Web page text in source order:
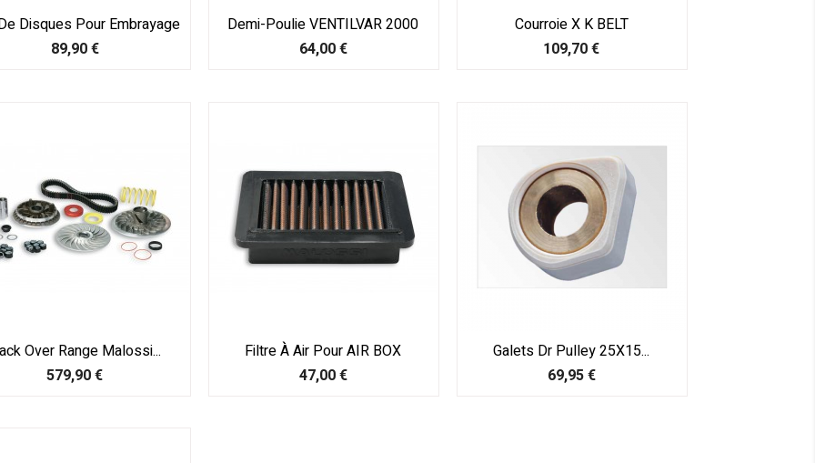
Disques Pour Embrayage
Prix
89,90 €
Demi-Poulie VENTILVAR 2000
Prix
64,00 €
Courroie X K BELT
Prix
109,70 €
Over Range Malossi...
Prix
579,90 €
Filtre À Air Pour AIR BOX
Prix
47,00 €
Galets Dr Pulley 25X15...
Prix
69,95 €